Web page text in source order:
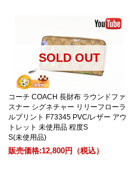
コーチ COACH 長財布 ラウンドファ
スナー シグネチャー リリーフローラ
ルプリント F73345 PVC/レザー アウ
トレット 未使用品 程度S
S(未使用品)
販売価格:12,800円 （税込）
SOLD OUT